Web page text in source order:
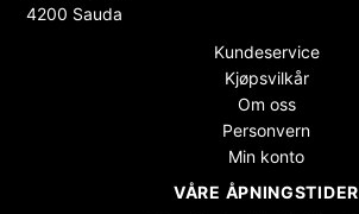
4200 Sauda
Kundeservice
Kjøpsvilkår
Om oss
Personvern
Min konto
VÅRE ÅPNINGSTIDER